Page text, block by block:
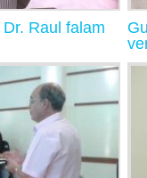
Raul falam